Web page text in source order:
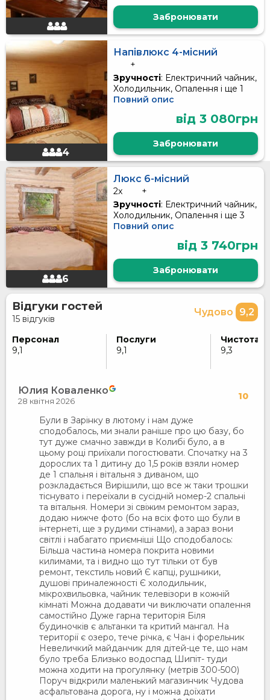
Забронювати
4
Напівлюкс 4-місний
+
Зручності: Електричний чайник,
Холодильник, Опалення і ще 1
Повний опис
від 3 080грн
Забронювати
6
Люкс 6-місний
2x
+
Зручності: Електричний чайник,
Холодильник, Опалення і ще 3
Повний опис
від 3 740грн
Забронювати
Відгуки гостей
15 відгуків
Чудово 9,2
Персонал
9,1
Послуги
9,1
Чистота
9,3
Юлия Коваленко 10
28 квітня 2026
Були в Зарінку в лютому і нам дуже
сподобалось, ми знали раніше про цю базу, бо
тут дуже смачно завжди в Колибі було, а в
цьому році приїхали погостювати. Спочатку на 3
дорослих та 1 дитину до 1,5 років взяли номер
де 1 спальня і вітальня з диваном, що
розкладається Вирішили, що все ж таки трошки
тіснувато і переїхали в сусідній номер-2 спальні
та вітальня. Номери зі свіжим ремонтом зараз,
додаю нижче фото (бо на всіх фото що були в
інтернеті, ще з рудими стінами), а зараз вони
світлі і набагато приємніші Що сподобалось:
Більша частина номера покрита новими
килимами, та і видно що тут тільки от був
ремонт, текстиль новий Є капці, рушники,
душові приналежності Є холодильник,
мікрохвильовка, чайник телевізори в кожній
кімнаті Можна додавати чи виключати опалення
самостійно Дуже гарна територія Біля
будиночків є альтанки та критий мангал. На
території є озеро, тече річка, є Чан і форельник
Невеличкий майданчик для дітей-це те, що нам
було треба Близько водоспад Шипіт- туди
можна ходити на прогулянку (метрів 300-500)
Поруч відкрили маленький магазинчик Чудова
асфальтована дорога, ну і можна доїхати